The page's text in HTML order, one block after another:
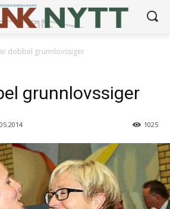
dobbel grunnlovssiger
grunnlovssiger
1025